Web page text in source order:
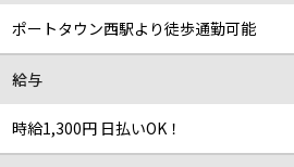
ポートタウン西駅より徒歩通勤可能
給与
時給1,300円 日払いOK！